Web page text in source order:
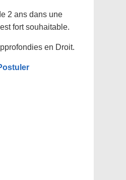
2 ans dans une
fort souhaitable.
en Droit.